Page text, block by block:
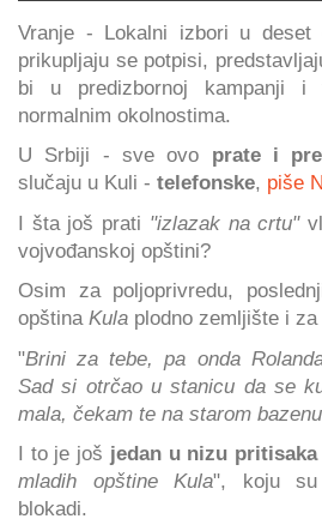
Vranje - Lokalni izbori u deset
prikupljaju se potpisi,
bi u predizbornoj kampanji i
normalnim okolnostima.
U Srbiji - sve ovo prate i
slučaju u Kuli - telefonske, piše
I šta još prati "izlazak na crtu"
vojvođanskoj opštini?
Osim za poljoprivredu,
opština Kula plodno zemljište i za
"Brini za tebe, pa onda
Sad si otrčao u stanicu da se
mala, čekam te na starom
I to je još jedan u nizu pritisaka
mladih opštine Kula", koju su
blokadi.